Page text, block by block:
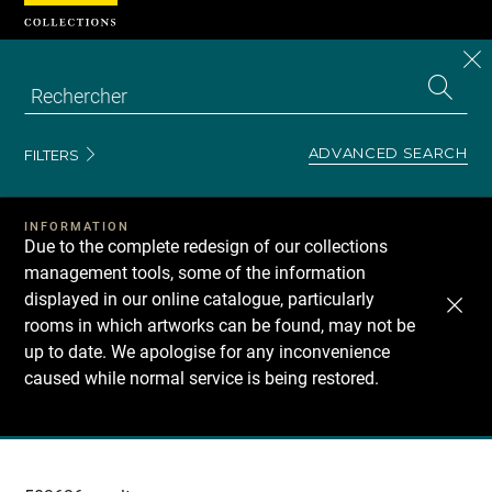
FILTERS ADVANCED SEARCH
INFORMATION
Due to the complete redesign of our collections
management tools, some of the information
displayed in our online catalogue, particularly
rooms in which artworks can be found, may not be
up to date. We apologise for any inconvenience
caused while normal service is being restored.
Recherche
Cookies management panel